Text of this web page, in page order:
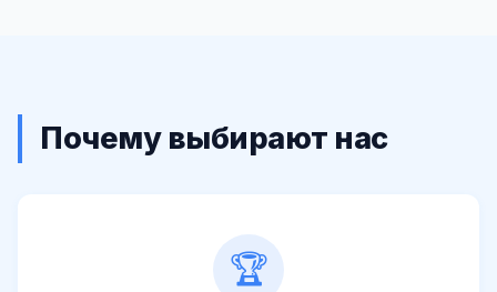
Почему выбирают нас
🏆